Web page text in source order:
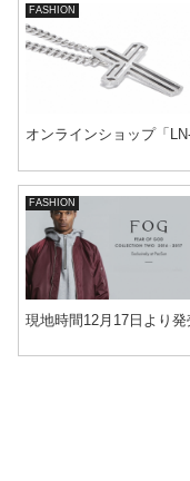
FASHION
オンラインショップ「
FASHION
現地時間12月17日より